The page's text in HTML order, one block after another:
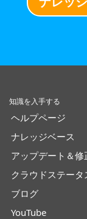
知識を入手する
ヘルプページ
ナレッジベース
アップデート＆修
クラウドステータ
ブログ
YouTube